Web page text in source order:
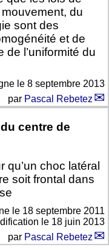
du
sont des
et de
de l’uniformité du
le 8 septembre 2013
par Pascal Rebetez
centre de
choc latéral
soit frontal dans
le 18 septembre 2011
le 18 juin 2013
par Pascal Rebetez